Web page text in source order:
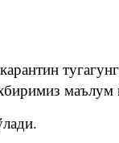
маълум